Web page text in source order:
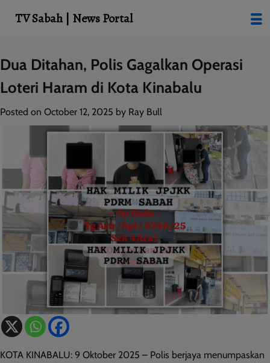
Skip
to
content
Dua Ditahan, Polis Gagalkan Operasi
Loteri Haram di Kota Kinabalu
Posted on October 12, 2025 by Ray Bull
KOTA KINABALU: 9 Oktober 2025 – Polis berjaya menumpaskan
TV Sabah | News Portal